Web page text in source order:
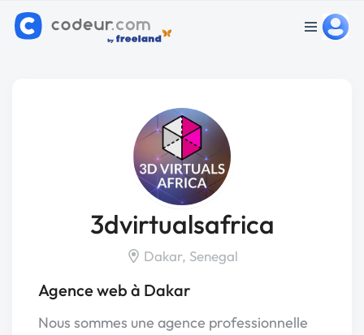
3dvirtualsafrica
Dakar, Senegal
Agence web à Dakar
Nous sommes une agence professionnelle